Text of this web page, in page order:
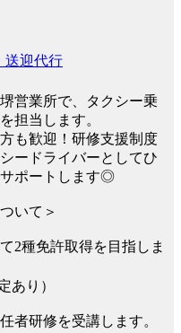
送迎代行
営業所で、タクシー乗
担当します。
も歓迎！研修支援制度
ードライバーとしてひ
ポートします◎
いて＞
2種免許取得を目指しま
あり）
者研修を受講します。